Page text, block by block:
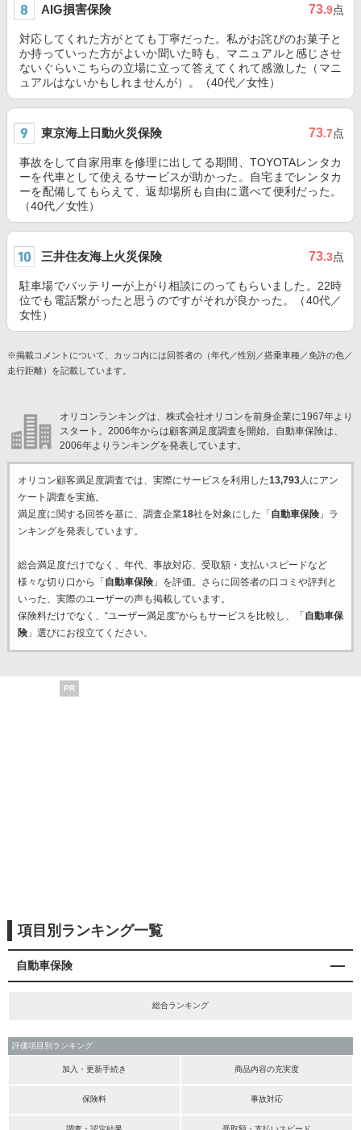
AIG損害保険 73.9点
対応してくれた方がとても丁寧だった。私がお詫びのお菓子と
か持っていった方がよいか聞いた時も、マニュアルと感じさせ
ないぐらいこちらの立場に立って答えてくれて感激した（マニ
ュアルはないかもしれませんが）。（40代／女性）
東京海上日動火災保険 73.7点
事故をして自家用車を修理に出してる期間、TOYOTAレンタカ
ーを代車として使えるサービスが助かった。自宅までレンタカ
ーを配備してもらえて、返却場所も自由に選べて便利だった。
（40代／女性）
三井住友海上火災保険 73.3点
駐車場でバッテリーが上がり相談にのってもらいました。22時
位でも電話繋がったと思うのですがそれが良かった。（40代／
女性）
※掲載コメントについて、カッコ内には回答者の（年代／性別／搭乗車種／免許の色／
走行距離）を記載しています。
オリコンランキングは、株式会社オリコンを前身企業に1967年より
スタート。2006年からは顧客満足度調査を開始。自動車保険は、
2006年よりランキングを発表しています。
オリコン顧客満足度調査では、実際にサービスを利用した13,793人にアン
ケート調査を実施。
満足度に関する回答を基に、調査企業18社を対象にした「 自動車保険」ラ
ンキングを発表しています。
総合満足度だけでなく、年代、事故対応、受取額・支払いスピードなど
様々な切り口から「 自動車保険」を評価。さらに回答者の口コミや評判と
いった、実際のユーザーの声も掲載しています。
保険料だけでなく、“ユーザー満足度”からもサービスを比較し、「 自動車保
険」選びにお役立てください。
PR
項目別ランキング一覧
自動車保険
総合ランキング
評価項目別ランキング
加入・更新手続き 商品内容の充実度
保険料 事故対応